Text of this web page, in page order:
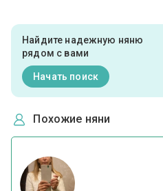
Найдите надежную няню
рядом с вами
Начать поиск
Похожие няни